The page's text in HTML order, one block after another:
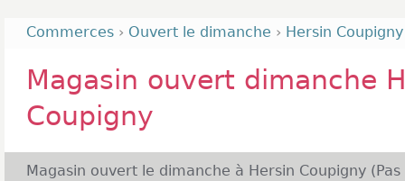
Commerces › Ouvert le dimanche › Hersin Coupigny
Magasin ouvert dimanche
Coupigny
Magasin ouvert le dimanche à Hersin Coupigny